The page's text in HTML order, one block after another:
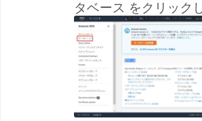
タベース をクリック